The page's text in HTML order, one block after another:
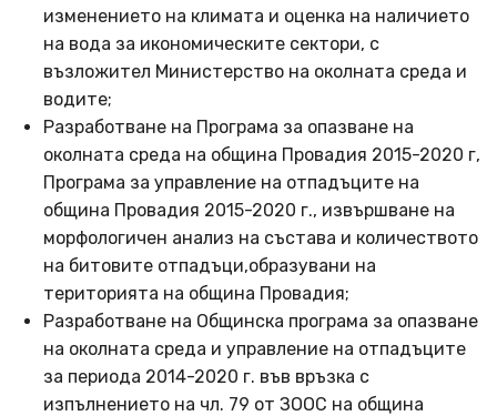
изменението на климата и оценка на наличието
на вода за икономическите сектори, с
възложител Министерство на околната среда и
водите;
Разработване на Програма за опазване на
околната среда на община Провадия 2015-2020 г,
Програма за управление на отпадъците на
община Провадия 2015-2020 г., извършване на
морфологичен анализ на състава и количеството
на битовите отпадъци,образувани на
територията на община Провадия;
Разработване на Общинска програма за опазване
на околната среда и управление на отпадъците
за периода 2014-2020 г. във връзка с
изпълнението на чл. 79 от ЗООС на община